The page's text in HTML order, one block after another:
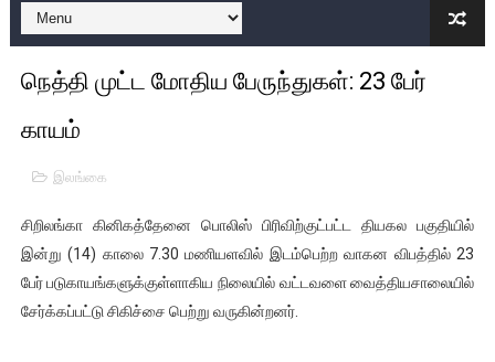
சீனா இலங்கையிடம் 8 மில்லியன் அமெரிக்க டொலர் நட்டஈடு
01/11/2021 Scotland ல் நடைபெறும் கண்டனப்
வர்ராரு...வர்ராரு... அண்ணாத்த : ரஜினிக்காக இலங்கை
கைது செய்யப்பட்ட இளைஞன் உயிரிழப்பு - கொதித்தெழுந்த
நெத்தி முட்ட மோதிய பேருந்துகள்: 23 பேர்
காயம்
இலங்கை
சிறிலங்கா கினிகத்தேனை பொலிஸ் பிரிவிற்குட்பட்ட தியகல பகுதியில்
இன்று (14) காலை 7.30 மணியளவில் இடம்பெற்ற வாகன விபத்தில் 23
பேர் படுகாயங்களுக்குள்ளாகிய நிலையில் வட்டவளை வைத்தியசாலையில்
சேர்க்கப்பட்டு சிகிச்சை பெற்று வருகின்றனர்.